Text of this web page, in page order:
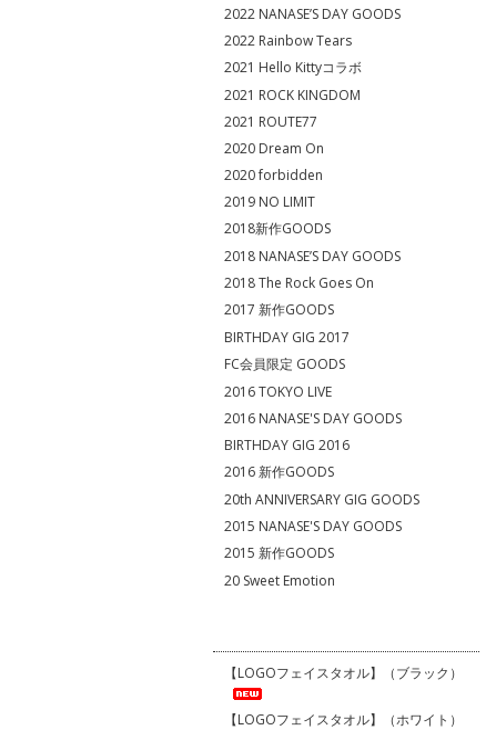
2022 NANASE’S DAY GOODS
2022 Rainbow Tears
2021 Hello Kittyコラボ
2021 ROCK KINGDOM
2021 ROUTE77
2020 Dream On
2020 forbidden
2019 NO LIMIT
2018新作GOODS
2018 NANASE’S DAY GOODS
2018 The Rock Goes On
2017 新作GOODS
BIRTHDAY GIG 2017
FC会員限定 GOODS
2016 TOKYO LIVE
2016 NANASE'S DAY GOODS
BIRTHDAY GIG 2016
2016 新作GOODS
20th ANNIVERSARY GIG GOODS
2015 NANASE'S DAY GOODS
2015 新作GOODS
20 Sweet Emotion
【LOGOフェイスタオル】（ブラック）
【LOGOフェイスタオル】（ホワイト）